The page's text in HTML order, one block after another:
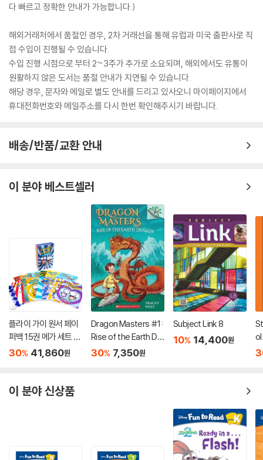
다 빠르고 정확한 안내가 가능합니다.)
해외거래처에서 품절인 경우, 2차 거래선을 통해 유럽과 미국 출판사로 직
접 수입이 진행될 수 있습니다.
수입 진행 시점으로 부터 2~3주가 추가로 소요되며, 해외에서도 유통이
원활하지 않은 도서는 품절 안내가 지연될 수 있습니다.
해당 경우, 문자와 메일로 별도 안내를 드리고 있사오니 마이페이지에서
휴대전화번호와 메일주소를 다시 한번 확인해주시기 바랍니다.
배송/반품/교환 안내
이 분야 베스트셀러
플라이 가이 원서 페이
퍼백 15권 메가 세트 (C
D 미포함) : Fly Guy an
30% 41,860원
Dragon Masters #1:
Rise of the Earth Dra
gon
30% 7,350원
Subject Link 8
10% 14,400원
t
이 분야 신상품